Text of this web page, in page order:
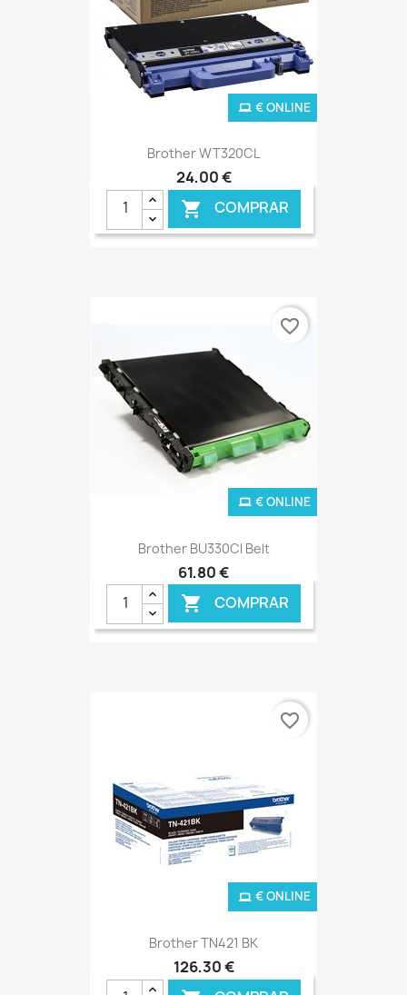
Brother WT320CL
24,00 €
 COMPRAR
€ ONLINE
Brother BU330Cl Belt
61,80 €
 COMPRAR
€ ONLINE
favorite_border
Brother TN421 BK
126,30 €
€ ONLINE
favorite_border